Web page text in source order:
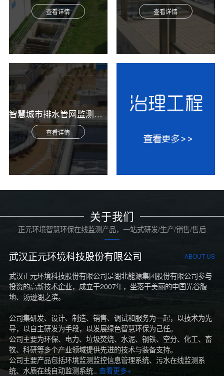
查看详情 查看详情
智慧城市排水管网监测综合解决方案
查看详情
关于我们
正元环境智慧环保在线监测产品，一站式研发/生产/销售/售后
武汉正元环境科技股份有限公司 ABOUT US
武汉正元环境科技股份有限公司是湖北能源集团股份有限公司参与
投资的高新技术企业，成立于2007年，坐落于美丽的中国光谷腹
地、汤逊湖之滨。
公司集研发、设计、制造、销售、调试和服务为一起，以技术为先
导，以自主研发为手段，以发展绿色智慧环保为己任。
公司主要为环保、电力、垃圾焚烧、水泥、钢铁、空分、化工、畜
牧、科研等多个产业领域提供先进的技术与装备支持。
公司主要产品包括环境监测监控信息管理系统、污水在线监测系
统、水质在线自动监测系统.. 查看更多+